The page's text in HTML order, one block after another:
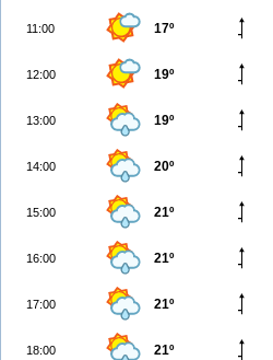
11:00 17º
12:00 19º
13:00 19º
14:00 20º
15:00 21º
16:00 21º
17:00 21º
18:00 21º